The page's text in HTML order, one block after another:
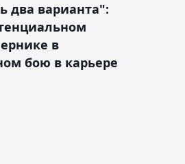
два варианта":
в
бою в карьере